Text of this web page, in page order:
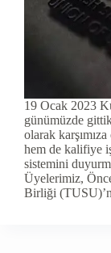
19 Ocak 2023
günümüzde
olarak
hem de kalifiye
sistemini
Üyelerimiz,
Birliği